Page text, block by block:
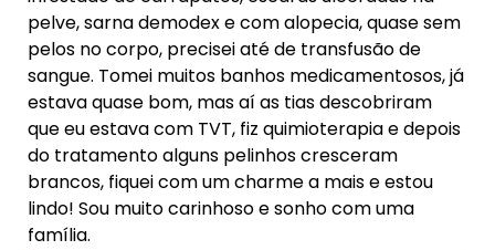
pelve, sarna demodex e com alopecia, quase sem
pelos no corpo, precisei até de transfusão de
sangue. Tomei muitos banhos medicamentosos, já
estava quase bom, mas aí as tias descobriram
que eu estava com TVT, fiz quimioterapia e depois
do tratamento alguns pelinhos cresceram
brancos, fiquei com um charme a mais e estou
lindo! Sou muito carinhoso e sonho com uma
família.